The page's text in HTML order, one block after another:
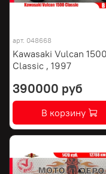
арт. 048668
Kawasaki Vulcan 1500
Classic , 1997
390000 руб
В корзину